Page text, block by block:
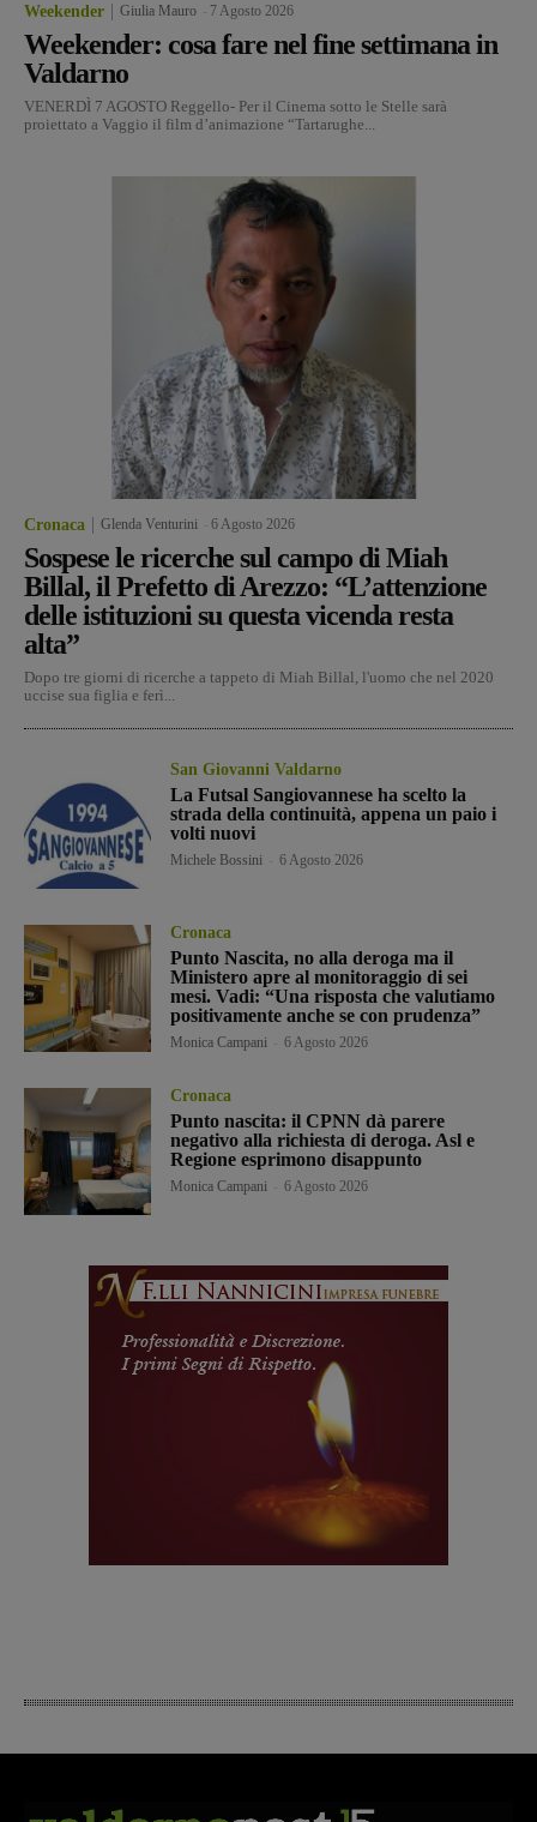
Weekender Giulia Mauro 7 Agosto 2026
Weekender: cosa fare nel fine settimana in
Valdarno
VENERDÌ 7 AGOSTO Reggello- Per il Cinema sotto le Stelle sarà
proiettato a Vaggio il film d’animazione “Tartarughe...
Cronaca Glenda Venturini 6 Agosto 2026
Sospese le ricerche sul campo di Miah
Billal, il Prefetto di Arezzo: “L’attenzione
delle istituzioni su questa vicenda resta
alta”
Dopo tre giorni di ricerche a tappeto di Miah Billal, l'uomo che nel 2020
uccise sua figlia e ferì...
San Giovanni Valdarno
La Futsal Sangiovannese ha scelto la
strada della continuità, appena un paio i
volti nuovi
Michele Bossini 6 Agosto 2026
Cronaca
Punto Nascita, no alla deroga ma il
Ministero apre al monitoraggio di sei
mesi. Vadi: “Una risposta che valutiamo
positivamente anche se con prudenza”
Monica Campani 6 Agosto 2026
Cronaca
Punto nascita: il CPNN dà parere
negativo alla richiesta di deroga. Asl e
Regione esprimono disappunto
Monica Campani 6 Agosto 2026